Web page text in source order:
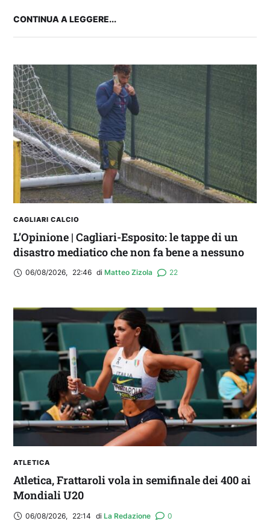
Balliana: “Firmare con la Bora è come andare al
Real Madrid. Ora obiettivo Lunigiana”
CONTINUA A LEGGERE...
CAGLIARI CALCIO
L’Opinione | Cagliari-Esposito: le tappe di un
disastro mediatico che non fa bene a nessuno
06/08/2026, 22:46 di Matteo Zizola 22
ATLETICA
Atletica, Frattaroli vola in semifinale dei 400 ai
Mondiali U20
06/08/2026, 22:14 di La Redazione 0